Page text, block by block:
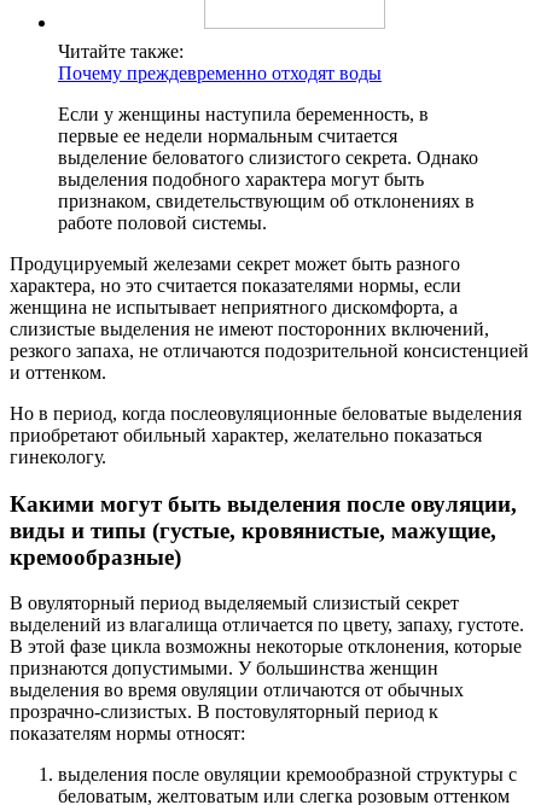
Читайте также:
Почему преждевременно отходят воды
Если у женщины наступила беременность, в
первые ее недели нормальным считается
выделение беловатого слизистого секрета. Однако
выделения подобного характера могут быть
признаком, свидетельствующим об отклонениях в
работе половой системы.
Продуцируемый железами секрет может быть разного
характера, но это считается показателями нормы, если
женщина не испытывает неприятного дискомфорта, а
слизистые выделения не имеют посторонних включений,
резкого запаха, не отличаются подозрительной консистенцией
и оттенком.
Но в период, когда послеовуляционные беловатые выделения
приобретают обильный характер, желательно показаться
гинекологу.
Какими могут быть выделения после овуляции,
виды и типы (густые, кровянистые, мажущие,
кремообразные)
В овуляторный период выделяемый слизистый секрет
выделений из влагалища отличается по цвету, запаху, густоте.
В этой фазе цикла возможны некоторые отклонения, которые
признаются допустимыми. У большинства женщин
выделения во время овуляции отличаются от обычных
прозрачно-слизистых. В постовуляторный период к
показателям нормы относят:
выделения после овуляции кремообразной структуры с
беловатым, желтоватым или слегка розовым оттенком